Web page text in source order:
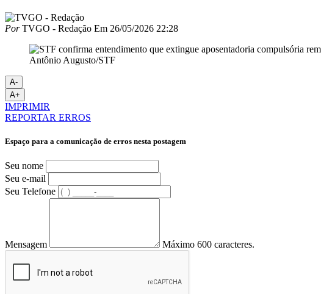
PorTVGO - Redação Em 26/05/2026 22:28
Antônio Augusto/STF
A-
A+
IMPRIMIR
REPORTAR ERROS
Espaço para a comunicação de erros nesta postagem
Seu nome
Seu e-mail
Seu Telefone
Mensagem Máximo 600 caracteres.